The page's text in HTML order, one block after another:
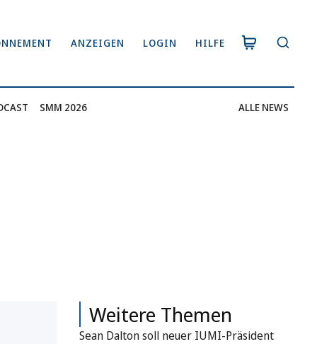
ANZEIGEN LOGIN HILFE
SMM 2026 ALLE NEWS
Weitere Themen
Sean Dalton soll neuer IUMI-Präsident